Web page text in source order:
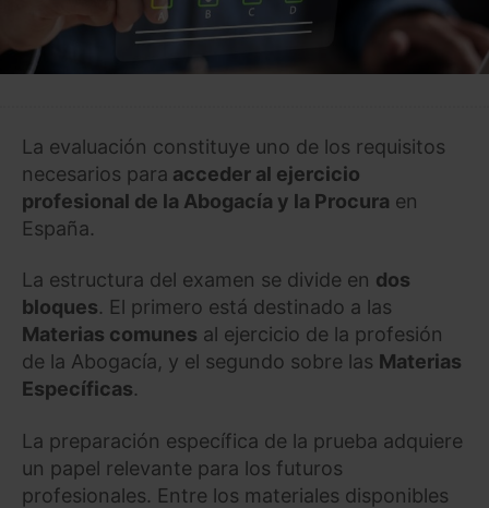
La evaluación constituye uno de los requisitos
necesarios para acceder al ejercicio
profesional de la Abogacía y la Procura en
España.
La estructura del examen se divide en dos
bloques. El primero está destinado a las
Materias comunes al ejercicio de la profesión
de la Abogacía, y el segundo sobre las Materias
Específicas.
La preparación específica de la prueba adquiere
un papel relevante para los futuros
profesionales. Entre los materiales disponibles